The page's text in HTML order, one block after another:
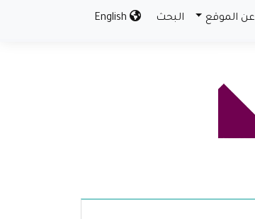
عن الموقع البحث